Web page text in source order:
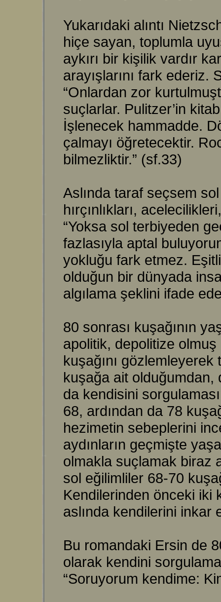
Yukarıdaki alıntı
hiçe sayan, toplumla
aykırı bir kişilik vardır
arayışlarını fark ederiz.
“Onlardan zor
suçlarlar. Pulitzer’in
İşlenecek hammadde.
çalmayı öğretecektir.
bilmezliktir.” (sf.33)
Aslında taraf seçsem
hırçınlıkları,
“Yoksa sol terbiyeden
fazlasıyla aptal
yokluğu fark etmez.
olduğun bir dünyada
algılama şeklini ifade
80 sonrası kuşağının
apolitik, depolitize
kuşağını
kuşağa ait olduğumdan,
da kendisini
68, ardından da 78
hezimetin sebeplerini
aydınların geçmişte
olmakla suçlamak biraz
sol eğilimliler 68-70
Kendilerinden önceki iki
aslında kendilerini inkar
Bu romandaki Ersin de
olarak kendini
“Soruyorum kendime: